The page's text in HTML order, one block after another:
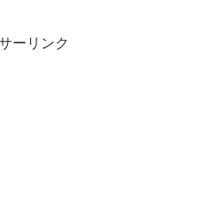
ーリンク